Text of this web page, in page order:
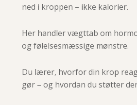
ned i kroppen – ikke kalorier.
Her handler vægttab om
og følelsesmæssige mønstre.
Du lærer, hvorfor din krop
gør – og hvordan du støtter